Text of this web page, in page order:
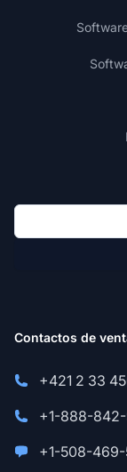
Contactos de
+421 2 33
+1-888-
+1-508-